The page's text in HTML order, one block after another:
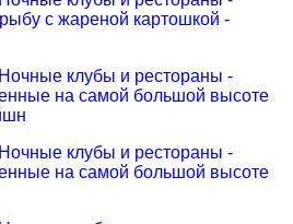
с жареной картошкой -
клубы и рестораны -
на самой большой высоте
клубы и рестораны -
на самой большой высоте